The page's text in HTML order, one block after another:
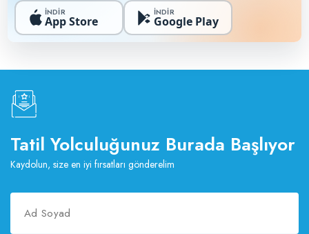
İNDİR
App Store
İNDİR
Google Play
Tatil Yolculuğunuz Burada Başlıyor
Kaydolun, size en iyi fırsatları gönderelim